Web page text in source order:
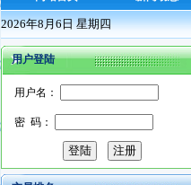
2026年8月6日 星期四
用户登陆
用户名：
密 码：
·中船重工中南装备有限责任公司
·南石力天传动件有限公司
·浙江瑞普环境技术有限公司
·华北石油新大禹环保设备有限公司
·河北翼凌机械制造总厂
·萍乡市庞泰化工填料有限公司
·实华(天津)国际贸易有限公司
·上海宝钢商贸有限公司
·辽河石油勘探局总机械厂